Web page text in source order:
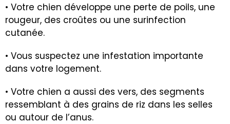
• Votre chien développe une perte de poils, une
rougeur, des croûtes ou une surinfection
cutanée.
• Vous suspectez une infestation importante
dans votre logement.
• Votre chien a aussi des vers, des segments
ressemblant à des grains de riz dans les selles
ou autour de l’anus.